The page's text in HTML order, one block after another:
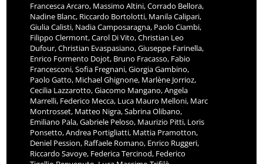
Francesca Arcaro, Massimo Altini, Corrado Bellora,
Nadine Blanc, Riccardo Bortolotti, Manila Calipari,
Giulia Calisti, Nadia Camposaragna, Paolo Ciambi,
Filippo Clermont, Carol Di Vito, Christian Leo
Dufour, Christian Evaspasiano, Giuseppe Farinella,
Enrico Formento Dojot, Bruno Fracasso, Fabio
Francesconi, Sofia Fregnani, Giorgia Gambino,
Paolo Gatto, Michael Ghignone, Marlène Jorrioz,
Cecilia Lazzarotto, Giacomo Mangano, Angela
Marrelli, Federico Mecca, Luca Mauro Melloni, Marc
Montrosset, Matteo Nigra, Sabrina Olibano,
Emiliano Pala, Gabriele Peloso, Maurizio Pitti, Loris
Ponsetto, Andrea Portigliatti, Mattia Pramotton,
Deniel Pession, Raffaele Romano, Enrico Ruggeri,
Riccardo Savoye, Federica Tercinod, Federico